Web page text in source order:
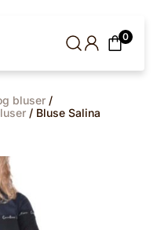
0
bluser /
/ Bluse Salina